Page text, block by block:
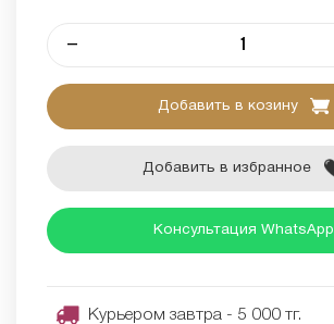
–
Добавить в козину
Добавить в избранное
Консультация WhatsApp
Курьером завтра - 5 000 тг.